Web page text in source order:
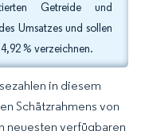
Getreide und
Umsatzes und sollen
% verzeichnen.
in diesem
Schätzrahmens von
neuesten verfügbaren